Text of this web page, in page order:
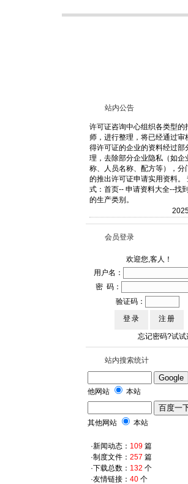
站内公告
许可证咨询中心组织各类型的
师，进行整理，将已经通过审
得许可证的企业的资料经过部
理，去除部分企业隐私（如企
称、人员名称、配方等），分
的推出许可证申请实用资料。
式：首页-- 申请资料大全--找
的生产类别。
许可证查询系统新域名：
net已经启用。许可证咨询中心
应生产企业的要求，许可证咨
（原中国QS认证网）恢复服
制度文件在逐步恢复中。
会员登录
欢迎您,客人！
用户名：
密 码：
验证码：
忘记密码?试试
站内搜索统计
他网站
本站
其他网站 本站
·新闻动态： 109篇
·制度文件： 257 篇
·下载总数： 132 个
·友情链接： 40个